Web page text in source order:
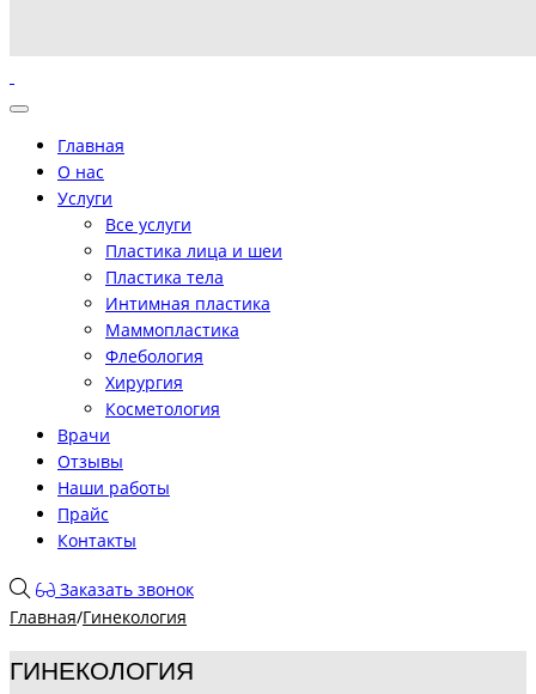
Главная
О нас
Услуги
Все услуги
Пластика лица и шеи
Пластика тела
Интимная пластика
Маммопластика
Флебология
Хирургия
Косметология
Врачи
Отзывы
Наши работы
Прайс
Контакты
Заказать звонок
Главная/Гинекология
ГИНЕКОЛОГИЯ